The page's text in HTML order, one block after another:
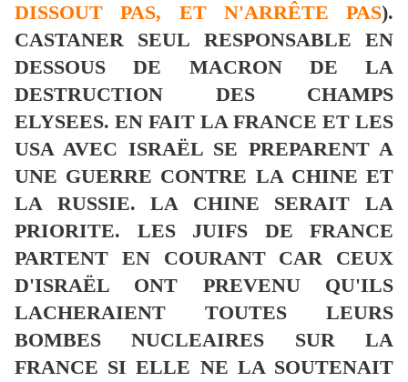
DISSOUT PAS, ET N'ARRÊTE PAS).
CASTANER SEUL RESPONSABLE EN
DESSOUS DE MACRON DE LA
DESTRUCTION DES CHAMPS
ELYSEES. EN FAIT LA FRANCE ET LES
USA AVEC ISRAËL SE PREPARENT A
UNE GUERRE CONTRE LA CHINE ET
LA RUSSIE. LA CHINE SERAIT LA
PRIORITE. LES JUIFS DE FRANCE
PARTENT EN COURANT CAR CEUX
D'ISRAËL ONT PREVENU QU'ILS
LACHERAIENT TOUTES LEURS
BOMBES NUCLEAIRES SUR LA
FRANCE SI ELLE NE LA SOUTENAIT